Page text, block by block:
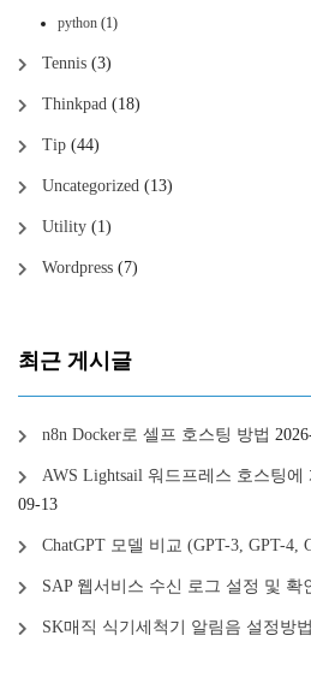
python (1)
Tennis (3)
Thinkpad (18)
Tip (44)
Uncategorized (13)
Utility (1)
Wordpress (7)
최근 게시글
n8n Docker로 셀프 호스팅 방법
AWS Lightsail 워드프레스 호스팅에
09-13
ChatGPT 모델 비교 (GPT-3, GPT-4,
SAP 웹서비스 수신 로그 설정 및 확
SK매직 식기세척기 알림음 설정방법